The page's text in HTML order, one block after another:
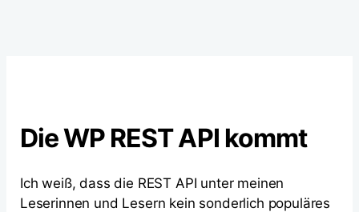
Die WP REST API kommt
Ich weiß, dass die REST API unter meinen
Leserinnen und Lesern kein sonderlich populäres